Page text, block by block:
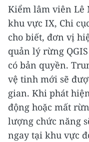
Kiểm lâm viên Lê
khu vực IX, Chi
cho biết, đơn vị
quản lý rừng
có bản quyền.
vệ tinh mới sẽ
gian. Khi phát
động hoặc mất
lượng chức năng
ngay tại khu vực